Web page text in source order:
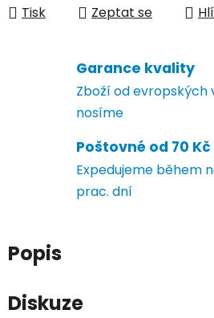
Tisk Zeptat se
Garance kvality
Zboží od
nosíme
Poštovné od 70 Kč
Expedujeme během
prac. dní
Popis
Diskuze